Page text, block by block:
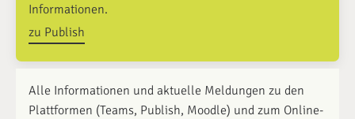
Informationen.
zu Publish
Alle Informationen und aktuelle Meldungen zu den
Plattformen (Teams, Publish, Moodle) und zum Online-